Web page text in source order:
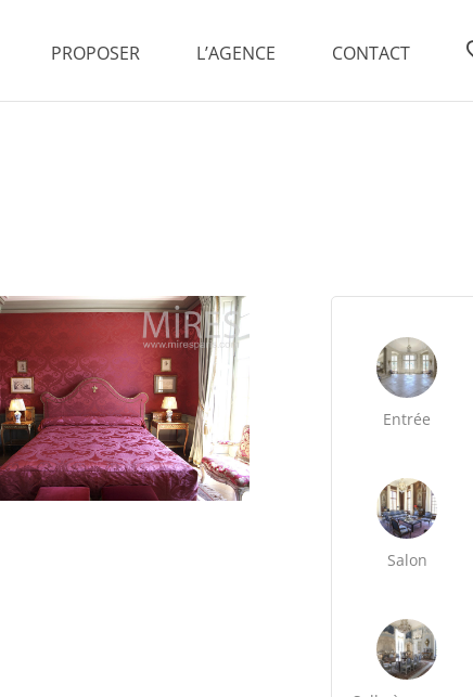
PROPOSER L’AGENCE CONTACT
Entrée
Salon